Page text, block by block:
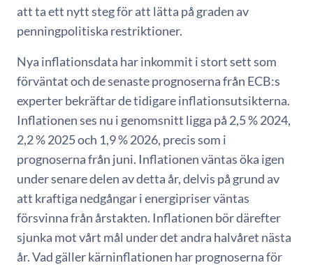
att ta ett nytt steg för att lätta på graden av
penningpolitiska restriktioner.
Nya inflationsdata har inkommit i stort sett som
förväntat och de senaste prognoserna från ECB:s
experter bekräftar de tidigare inflationsutsikterna.
Inflationen ses nu i genomsnitt ligga på 2,5 % 2024,
2,2 % 2025 och 1,9 % 2026, precis som i
prognoserna från juni. Inflationen väntas öka igen
under senare delen av detta år, delvis på grund av
att kraftiga nedgångar i energipriser väntas
försvinna från årstakten. Inflationen bör därefter
sjunka mot vårt mål under det andra halvåret nästa
år. Vad gäller kärninflationen har prognoserna för